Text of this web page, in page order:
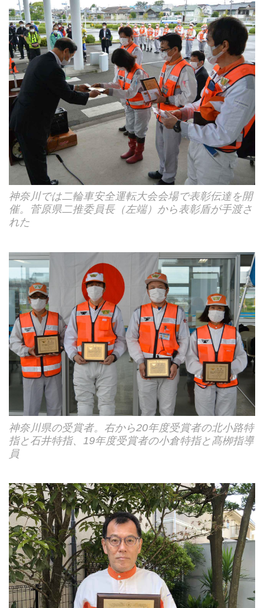
神奈川では二輪車安全運転大会会場で表彰伝達を開
催。菅原県二推委員長（左端）から表彰盾が手渡さ
れた
神奈川県の受賞者。右から20年度受賞者の北小路特
指と石井特指、19年度受賞者の小倉特指と髙栁指導
員